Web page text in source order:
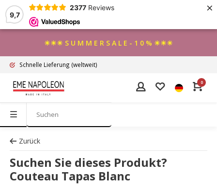
9,7
2377 Reviews ×
☀☀☀ S U M M E R S A L E - 1 0 % ☀☀☀
Schnelle Lieferung (weltweit)
0
Zurück
Suchen Sie dieses Produkt?
Couteau Tapas Blanc